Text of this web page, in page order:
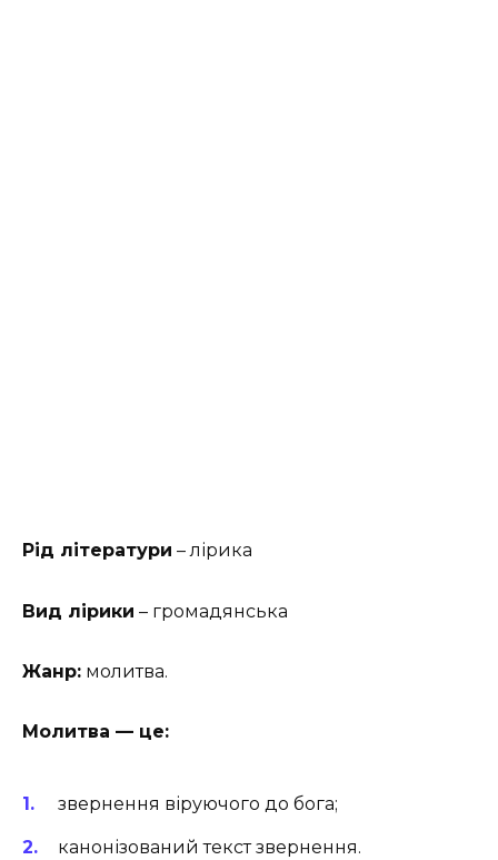
Рід літератури – лірика
Вид лірики – громадянська
Жанр: молитва.
Молитва — це:
звернення віруючого до бога;
канонізований текст звернення.